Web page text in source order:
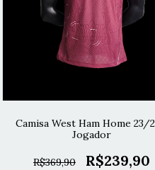
Camisa West Ham Home 23/
Jogador
R$369,90 R$239,90